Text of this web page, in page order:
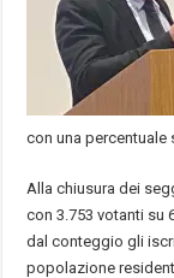
con una percentuale
Alla chiusura dei
con 3.753 votanti su
dal conteggio gli
popolazione